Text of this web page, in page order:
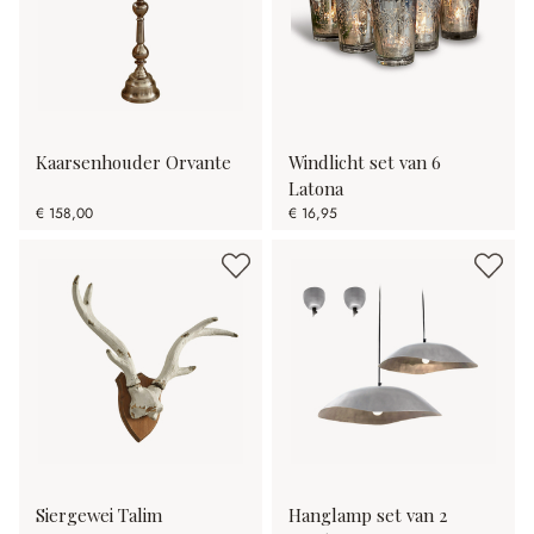
Kaarsenhouder Orvante
€ 158,00
Windlicht set van 6
Latona
€ 16,95
Siergewei Talim
Hanglamp set van 2